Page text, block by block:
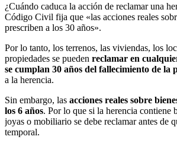
¿Cuándo caduca la acción de reclamar una
Código Civil fija que «las acciones reales
prescriben a los 30 años».
Por lo tanto, los terrenos, las viviendas, los
propiedades se pueden reclamar en
se cumplan 30 años del fallecimiento de la
a la herencia.
Sin embargo, las acciones reales sobre
los 6 años. Por lo que si la herencia contiene
joyas o mobiliario se debe reclamar antes de
temporal.